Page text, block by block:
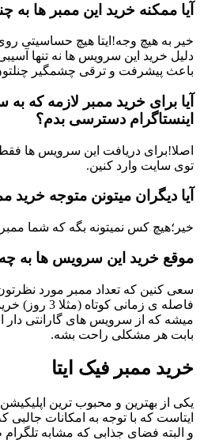
خرید این ممبر ها به چنلم
وجه!ایتا هیچ حساسیتی روی خرید
این سرویس ها نه تنها آسیبی به چنل
و ترقی چشمگیر چنلتون هم
خرید ممبر لازمه که به سایت
دسترسی بدم؟
دریافت این سرویس ها فقط کافیه
وارد کنین.
میتونن متوجه خرید ممبر
کس نمیتونه بگه که شما ممبر هاتون
این سرویس ها به چه نکته
که تعداد ممبر مورد نظرتون رو به
فاصله ی زمانی کوتاه (مثلا 3
سرویس های گارانتی دار استفاده
مشکلی راحت بشه.
فیک ایتا
و محبوب ترین اپلیکیشن های
با توجه به امکانات جالبی که در
جذابی که مشابه تلگرام طراحی